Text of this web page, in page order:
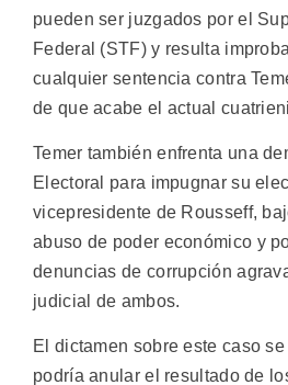
pueden ser juzgados por el
Federal (STF) y resulta
cualquier sentencia contra
de que acabe el actual
Temer también enfrenta una
Electoral para impugnar su
vicepresidente de Rousseff,
abuso de poder económico y
denuncias de corrupción
judicial de ambos.
El dictamen sobre este caso
podría anular el resultado de